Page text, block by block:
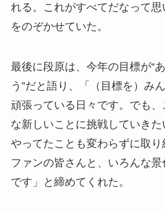
れる。これがすべてだなって
をのぞかせていた。
最後に段原は、今年の目標が“
う”だと語り、「（目標を）み
頑張っている日々です。でも
な新しいことに挑戦していき
やってたことも変わらずに取り
ファンの皆さんと、いろんな
です」と締めてくれた。